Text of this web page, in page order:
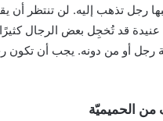
رجل تذهب إليه. لن تنتظر أن
عنيدة قد تُخجِل بعض الرجال
رجل أو من دونه. يجب أن تكون